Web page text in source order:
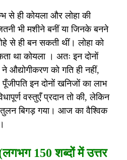
से ही कोयला और लोहा की
भी मशीने बनीं या जिनके बनने
से ही बन सकती थीं। लोहा को
था कोयला । अतः इन दोनों
को गति ही नहीं,
पूँजीपति इन दोनों खनिजों का लाभ
वस्तुएँ प्रदान तो की, लेकिन
संतुलन बिगड़ गया। आज का वैश्विक
(लगभग 150 शब्दों में उत्तर